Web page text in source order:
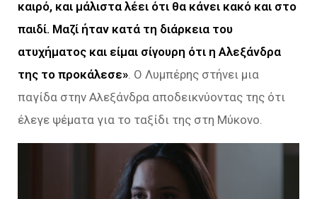
καιρό, και μάλιστα λέει ότι θα κάνει κακό και στο
παιδί. Μαζί ήταν κατά τη διάρκεια του
ατυχήματος και είμαι σίγουρη ότι η Αλεξάνδρα
της το προκάλεσε». Ο Λυμπέρης στήνει μια
παγίδα στην Αλεξάνδρα αποδεικνύοντας της ότι
έλεγε ψέματα για το ταξίδι της στη Μύκονο.